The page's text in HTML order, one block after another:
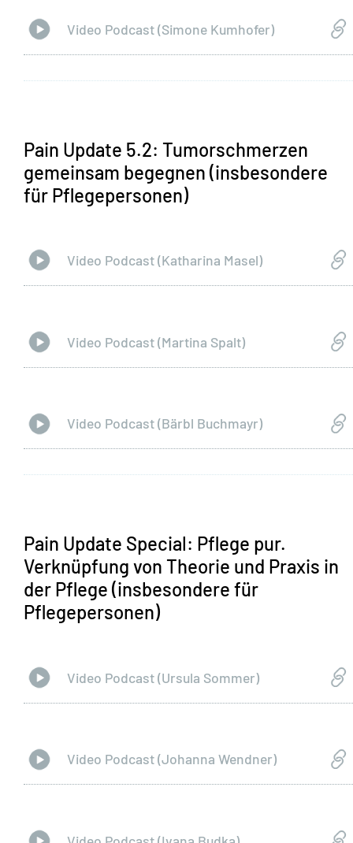
Video Podcast (Simone Kumhofer)
Pain Update 5.2: Tumorschmerzen
gemeinsam begegnen (insbesondere
für Pflegepersonen)
Video Podcast (Katharina Masel)
Video Podcast (Martina Spalt)
Video Podcast (Bärbl Buchmayr)
Pain Update Special: Pflege pur.
Verknüpfung von Theorie und Praxis in
der Pflege (insbesondere für
Pflegepersonen)
Video Podcast (Ursula Sommer)
Video Podcast (Johanna Wendner)